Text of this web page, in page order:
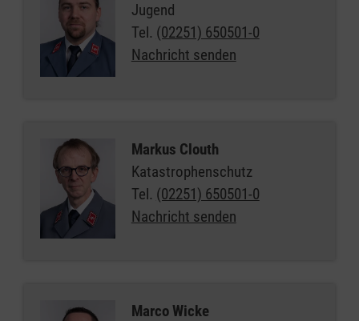
Jugend
Tel. (02251) 650501-0
Nachricht senden
Markus Clouth
Katastrophenschutz
Tel. (02251) 650501-0
Nachricht senden
Marco Wicke